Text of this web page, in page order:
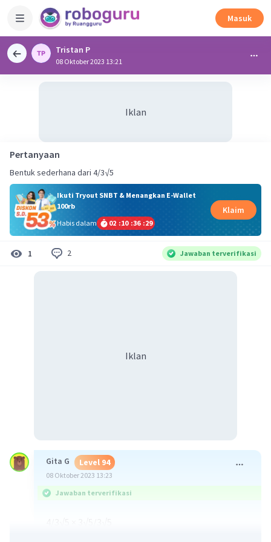
Masuk
Tristan P
08 Oktober 2023 13:21
Iklan
Pertanyaan
Bentuk sederhana dari 4/3√5
Ikuti Tryout SNBT & Menangkan E-Wallet
100rb
Habis dalam
02 :10 :36 :28
Klaim
1 2 Jawaban terverifikasi
Iklan
Gita G Level 94
08 Oktober 2023 13:23
Jawaban terverifikasi